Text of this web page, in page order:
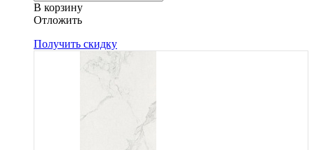
В корзину
Oтложить
Получить скидку